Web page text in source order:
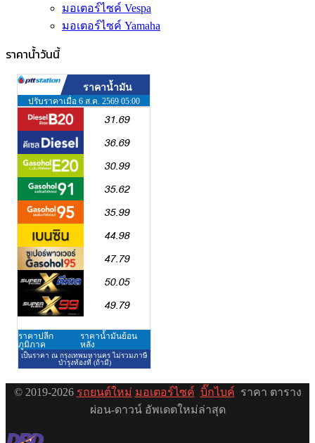
มอเตอร์ไซค์ Vespa
มอเตอร์ไซค์ Yamaha
ราคาน้ำวันนี้
© 2019-2026 รถยนต์ใหม่ มอเตอร์ไซค์ บิ๊กไบค์ ราคา ตาราง
ผ่อน-ดาวน์ อัพเดตใหม่ล่าสุด